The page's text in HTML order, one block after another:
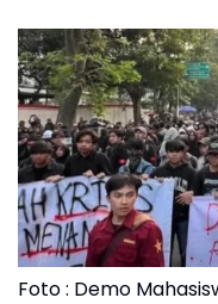
Foto : Demo